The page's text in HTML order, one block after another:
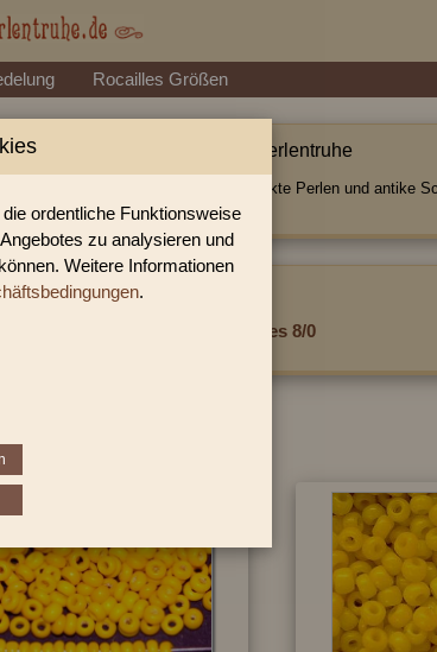
Rocailles Größen
Holzperlen & Steinperlen | Perlentruhe
Entdecke Table-Cut-Perlen, gedrückte Perlen und antike
hochwertige DIY-Projekte.
sich in folgender Kategorie:
antike Rocailles 8/0
ordentliche Funktionsweise
zu analysieren und
Weitere Informationen
.